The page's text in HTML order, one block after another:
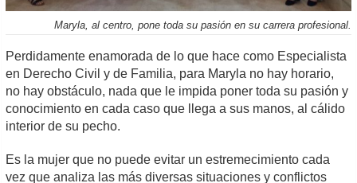
Maryla, al centro, pone toda su pasión en su carrera profesional.
Perdidamente enamorada de lo que hace como Especialista
en Derecho Civil y de Familia, para Maryla no hay horario,
no hay obstáculo, nada que le impida poner toda su pasión y
conocimiento en cada caso que llega a sus manos, al cálido
interior de su pecho.
Es la mujer que no puede evitar un estremecimiento cada
vez que analiza las más diversas situaciones y conflictos